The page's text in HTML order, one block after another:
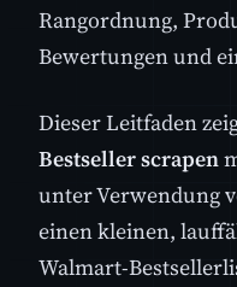
Rangordnung,
Bewertungen und
Dieser Leitfaden
Bestseller scrapen
unter Verwendung
einen kleinen,
Walmart-